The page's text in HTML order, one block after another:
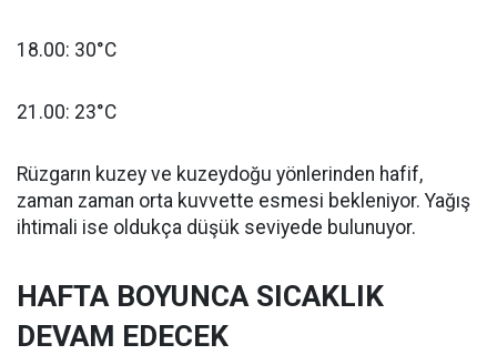
18.00: 30°C
21.00: 23°C
Rüzgarın kuzey ve kuzeydoğu yönlerinden hafif,
zaman zaman orta kuvvette esmesi bekleniyor. Yağış
ihtimali ise oldukça düşük seviyede bulunuyor.
HAFTA BOYUNCA SICAKLIK
DEVAM EDECEK